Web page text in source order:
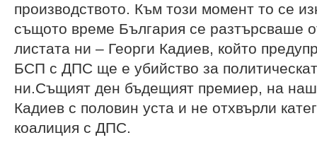
производството. Към този момент то се
същото време България се разтърсваше
листата ни – Георги Кадиев, който
БСП с ДПС ще е убийство за
ни.Същият ден бъдещият премиер, на
Кадиев с половин уста и не отхвърли
коалиция с ДПС.